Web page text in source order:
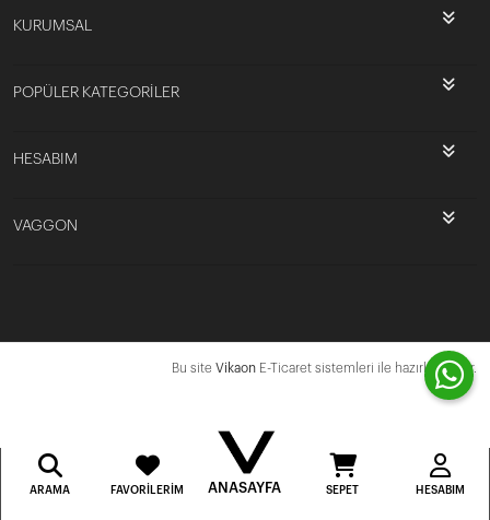
KURUMSAL
POPÜLER KATEGORİLER
HESABIM
VAGGON
Bu site Vikaon E-Ticaret sistemleri ile hazırlanmıştır.
ARAMA FAVORILERIM ANASAYFA SEPET HESABIM